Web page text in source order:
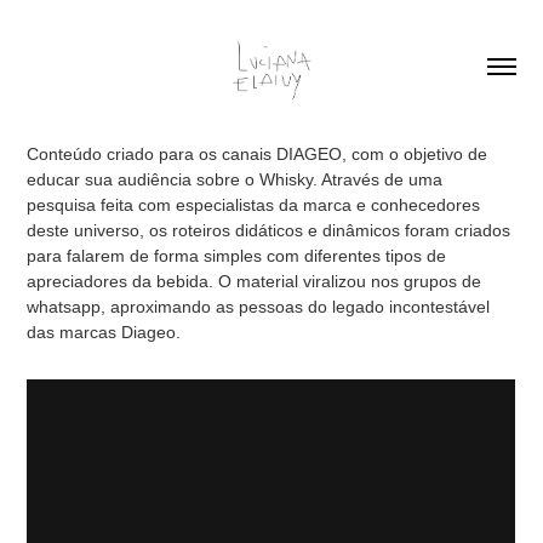
Conteúdo criado para os canais DIAGEO, com o objetivo de
educar sua audiência sobre o Whisky. Através de uma
pesquisa feita com especialistas da marca e conhecedores
deste universo, os roteiros didáticos e dinâmicos foram criados
para falarem de forma simples com diferentes tipos de
apreciadores da bebida. O material viralizou nos grupos de
whatsapp, aproximando as pessoas do legado incontestável
das marcas Diageo.